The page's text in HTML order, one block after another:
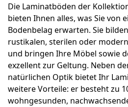
Die Laminatböden der
bieten Ihnen alles, was Sie von
Bodenbelag erwarten. Sie
rustikalen, sterilen oder
und bringen Ihre Möbel sowie
exzellent zur Geltung. Neben
natürlichen Optik bietet Ihr
weitere Vorteile: er besteht zu
wohngesunden,